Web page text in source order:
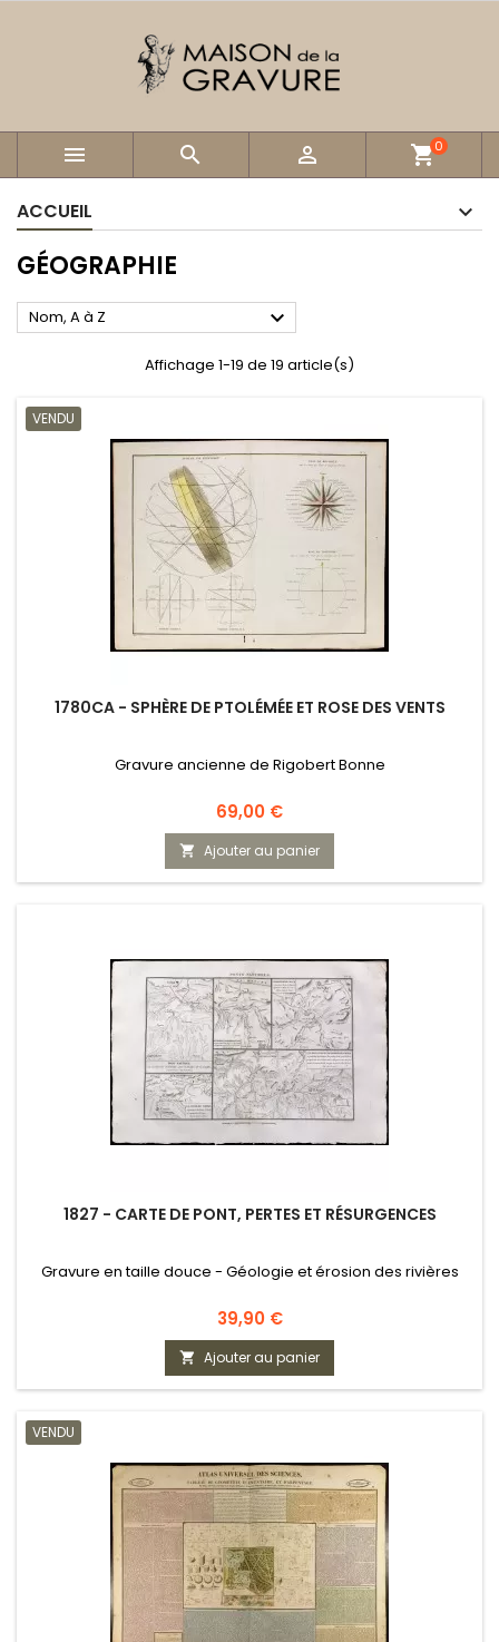
   shopping_cart0
ACCUEIL
GÉOGRAPHIE
Nom, A à Z 
Affichage 1-19 de 19 article(s)
VENDU
1780CA - SPHÈRE DE PTOLÉMÉE ET ROSE DES VENTS
Gravure ancienne de Rigobert Bonne
Prix
69,00 €
 Ajouter au panier
1827 - CARTE DE PONT, PERTES ET RÉSURGENCES
Gravure en taille douce - Géologie et érosion des rivières
Prix
39,90 €
 Ajouter au panier
VENDU